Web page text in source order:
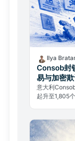
Ilya
Consob封
易与加密
意大利
起升至1,805